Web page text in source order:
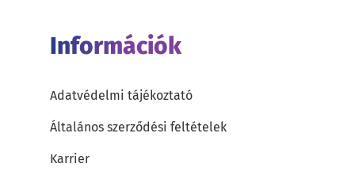
Információk
Adatvédelmi tájékoztató
Általános szerződési feltételek
Karrier